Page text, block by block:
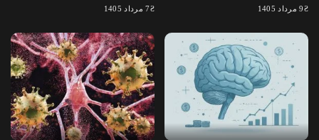
9 مرداد 1405 7 مرداد 1405